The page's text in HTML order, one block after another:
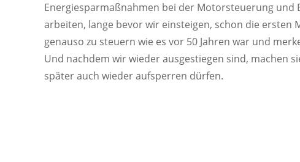
Energiesparmaßnahmen bei der Motorsteuerung und
arbeiten, lange bevor wir einsteigen, schon die
genauso zu steuern wie es vor 50 Jahren war und
Und nachdem wir wieder ausgestiegen sind, machen
später auch wieder aufsperren dürfen.